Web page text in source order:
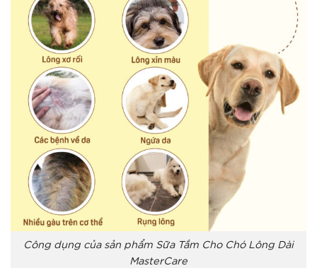
Công dụng của sản phẩm Sữa Tắm Cho Chó Lông Dài
MasterCare